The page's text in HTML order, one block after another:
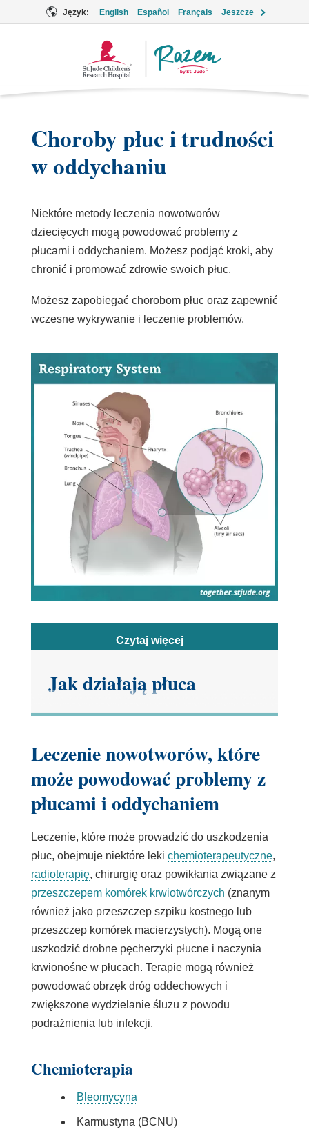
Język: English Español Français Jeszcze
Logo
Choroby płuc i trudności
w oddychaniu
Niektóre metody leczenia nowotworów
dziecięcych mogą powodować problemy z
płucami i oddychaniem. Możesz podjąć kroki, aby
chronić i promować zdrowie swoich płuc.
Możesz zapobiegać chorobom płuc oraz zapewnić
wczesne wykrywanie i leczenie problemów.
Czytaj więcej
Jak działają płuca
skąd jest on rozprowadzany do tkanek
organizmu. Płuca usuwają również
dwutlenek węgla, produkt przemiany
materii wytwarzany przez komórki
organizmu.
Aby dotrzeć do krwi, tlen musi przejść
przez maleńkie pęcherzyki płucne w
płucach i do maleńkich naczyń
krwionośnych (kapilar), które otaczają
każdy pęcherzyk płucny.
Leczenie nowotworów, które
może powodować problemy z
płucami i oddychaniem
Leczenie, które może prowadzić do uszkodzenia
płuc, obejmuje niektóre leki chemioterapeutyczne,
radioterapię, chirurgię oraz powikłania związane z
przeszczepem komórek krwiotwórczych (znanym
również jako przeszczep szpiku kostnego lub
przeszczep komórek macierzystych). Mogą one
uszkodzić drobne pęcherzyki płucne i naczynia
krwionośne w płucach. Terapie mogą również
powodować obrzęk dróg oddechowych i
zwiększone wydzielanie śluzu z powodu
podrażnienia lub infekcji.
Chemioterapia
Bleomycyna
Karmustyna (BCNU)